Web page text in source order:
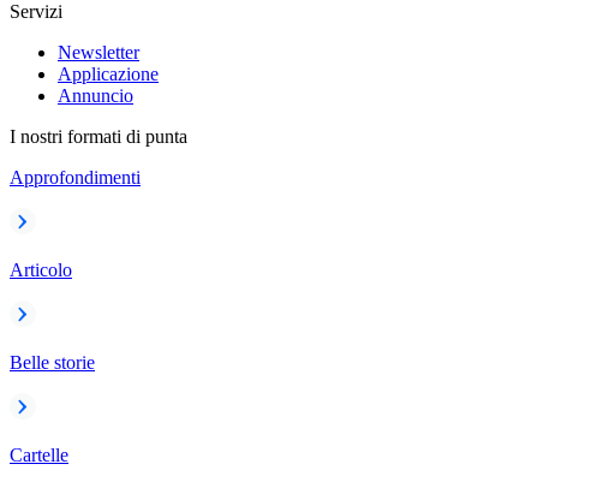
Servizi
Newsletter
Applicazione
Annuncio
I nostri formati di punta
Approfondimenti
Articolo
Belle storie
Cartelle